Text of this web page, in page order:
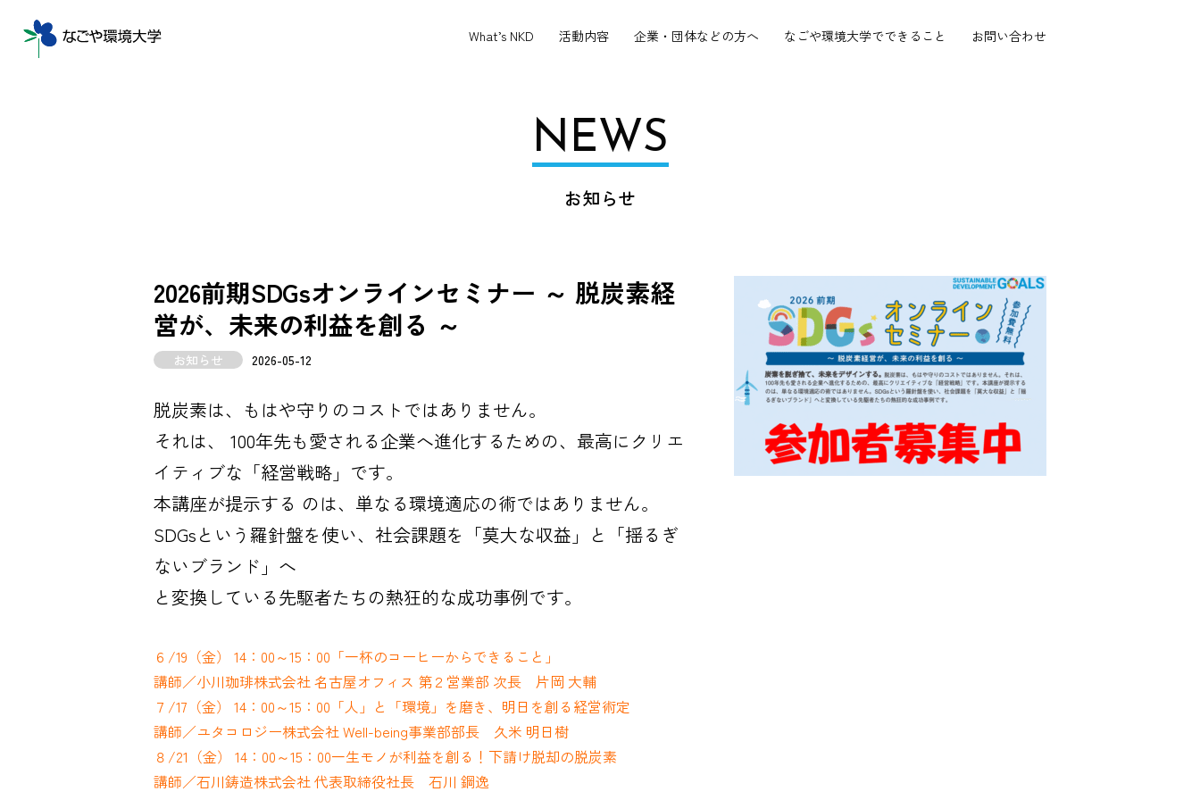
What’s NKD 活動内容 企業・団体などの方へ なごや環境大学でできること お問い合わせ
NEWS
お知らせ
2026前期SDGsオンラインセミナー ～ 脱炭素経
営が、未来の利益を創る ～
お知らせ 2026-05-12
脱炭素は、もはや守りのコストではありません。
それは、 100年先も愛される企業へ進化するための、最高にクリエ
イティブな「経営戦略」です。
本講座が提示する のは、単なる環境適応の術ではありません。
SDGsという羅針盤を使い、社会課題を「莫大な収益」と「揺るぎ
ないブランド」へ
と変換している先駆者たちの熱狂的な成功事例です。
６/19（金） 14：00～15：00「一杯のコーヒーからできること」
講師／小川珈琲株式会社 名古屋オフィス 第２営業部 次長 片岡 大輔
７/17（金） 14：00～15：00「人」と「環境」を磨き、明日を創る経営術定
講師／ユタコロジー株式会社 Well-being事業部部長 久米 明日樹
８/21（金） 14：00～15：00一生モノが利益を創る！下請け脱却の脱炭素
講師／石川鋳造株式会社 代表取締役社長 石川 鋼逸